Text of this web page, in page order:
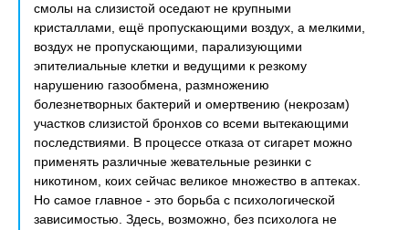
смолы на слизистой оседают не крупными
кристаллами, ещё пропускающими воздух, а мелкими,
воздух не пропускающими, парализующими
эпителиальные клетки и ведущими к резкому
нарушению газообмена, размножению
болезнетворных бактерий и омертвению (некрозам)
участков слизистой бронхов со всеми вытекающими
последствиями. В процессе отказа от сигарет можно
применять различные жевательные резинки с
никотином, коих сейчас великое множество в аптеках.
Но самое главное - это борьба с психологической
зависимостью. Здесь, возможно, без психолога не